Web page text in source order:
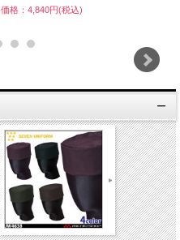
価格：4,840円(税込)